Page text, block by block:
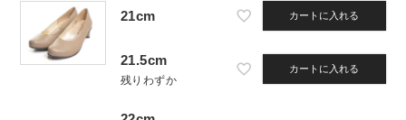
21cm カートに入れる
21.5cm
残りわずか
カートに入れる